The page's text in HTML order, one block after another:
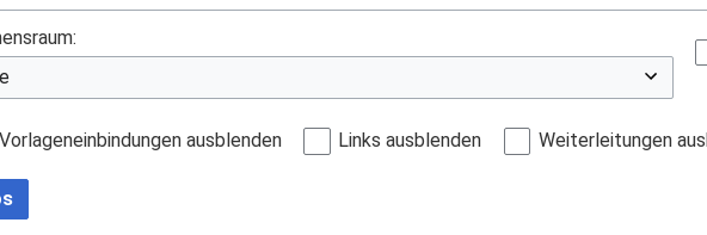
Vorlageneinbindungen ausblenden Links ausblenden Weiterleitungen